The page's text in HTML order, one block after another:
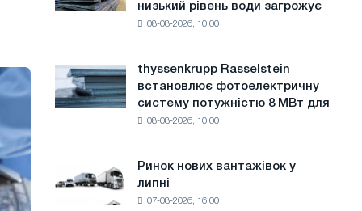
м
в
у
с
а
й
т
промисловість
води
загрожує
низький рівень води загрожує
08-08-2026, 10:00
thyssenkrupp
Rasselstein
встановлює
фотоелектричну
thyssenkrupp Rasselstein
встановлює фотоелектричну
систему потужністю 8 МВт для
08-08-2026, 10:00
Ринок
нових
вантажівок
Ринок нових вантажівок у
липні
07-08-2026, 16:00